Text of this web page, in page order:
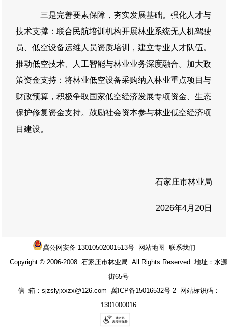
三是完善要素保障，夯实发展基础。强化人才与
技术支撑：联合民航培训机构开展林业系统无人机驾驶
员、低空设备运维人员资质培训，建立专业人才队伍。
推动低空技术、人工智能与林业业务深度融合。加大政
策资金支持：将林业低空设备采购纳入林业重点项目与
财政预算，积极争取国家低空经济发展专项资金、生态
保护修复资金支持。鼓励社会资本参与林业低空经济项
目建设。
石家庄市林业局
2026年4月20日
冀公网安备 13010502001513号 网站地图
联系我们
Copyright © 2006-2008 石家庄市林业局 All Rights Reserved 地址：水源
街65号
信 箱：sjzslyjxxzx@126.com 冀ICP备15016532号-2网站标识码：
1301000016